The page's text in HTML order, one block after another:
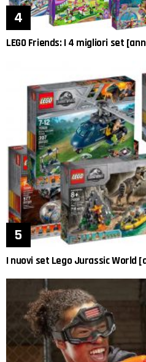
LEGO Friends: I 4 migliori set
I nuovi set Lego Jurassic World